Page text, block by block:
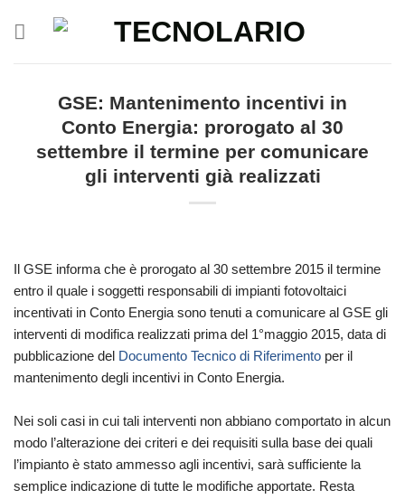
GSE: Mantenimento incentivi in
Conto Energia: prorogato al 30
settembre il termine per comunicare
gli interventi già realizzati
Il GSE informa che è prorogato al 30 settembre 2015 il termine
entro il quale i soggetti responsabili di impianti fotovoltaici
incentivati in Conto Energia sono tenuti a comunicare al GSE gli
interventi di modifica realizzati prima del 1°maggio 2015, data di
pubblicazione del Documento Tecnico di Riferimento per il
mantenimento degli incentivi in Conto Energia.
Nei soli casi in cui tali interventi non abbiano comportato in alcun
modo l’alterazione dei criteri e dei requisiti sulla base dei quali
l’impianto è stato ammesso agli incentivi, sarà sufficiente la
semplice indicazione di tutte le modifiche apportate. Resta